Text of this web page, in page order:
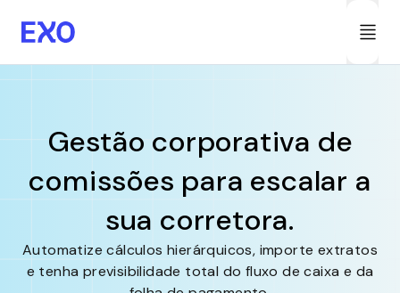
Gestão corporativa de
comissões para escalar a
sua corretora.
Automatize cálculos hierárquicos, importe extratos
e tenha previsibilidade total do fluxo de caixa e da